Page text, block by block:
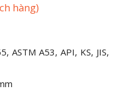
hàng)
ASTM A53, API, KS, JIS,